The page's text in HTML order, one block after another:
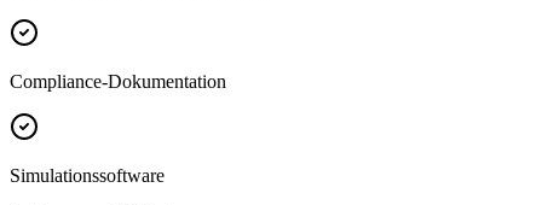
Compliance-Dokumentation
Simulationssoftware